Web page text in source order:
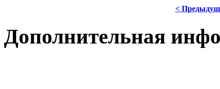
<
Дополнительная